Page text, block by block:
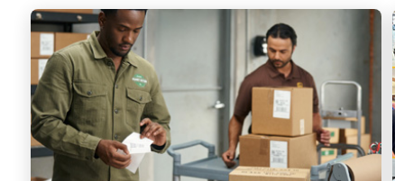
決
算
発
か
ら
得
ら